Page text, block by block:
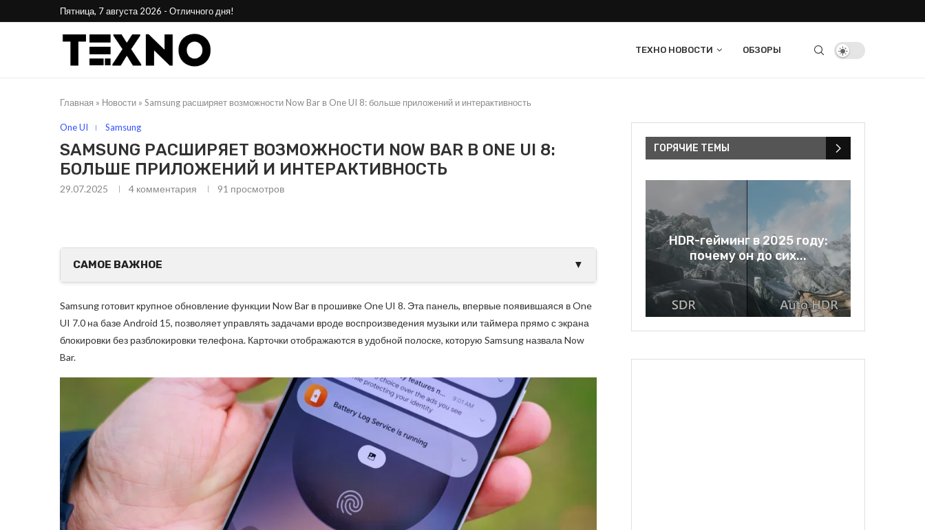
Пятница, 7 августа 2026 - Отличного дня!
ТЕХНО НОВОСТИ ОБЗОРЫ
Главная » Новости » Samsung расширяет возможности Now Bar в One UI 8: больше приложений и интерактивность
One UI Samsung
SAMSUNG РАСШИРЯЕТ ВОЗМОЖНОСТИ NOW BAR В ONE UI 8:
БОЛЬШЕ ПРИЛОЖЕНИЙ И ИНТЕРАКТИВНОСТЬ
29.07.2025 4 комментария 91 просмотров
САМОЕ ВАЖНОЕ ▼
Samsung готовит крупное обновление функции Now Bar в прошивке One UI 8. Эта панель, впервые появившаяся в One
UI 7.0 на базе Android 15, позволяет управлять задачами вроде воспроизведения музыки или таймера прямо с экрана
блокировки без разблокировки телефона. Карточки отображаются в удобной полоске, которую Samsung назвала Now
Bar.
ГОРЯЧИЕ ТЕМЫ
HDR-гейминг в 2025 году:
почему он до сих...